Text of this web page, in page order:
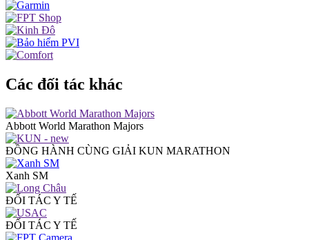
Các đối tác khác
Abbott World Marathon Majors
ĐỒNG HÀNH CÙNG GIẢI KUN MARATHON
Xanh SM
ĐỐI TÁC Y TẾ
ĐỐI TÁC Y TẾ